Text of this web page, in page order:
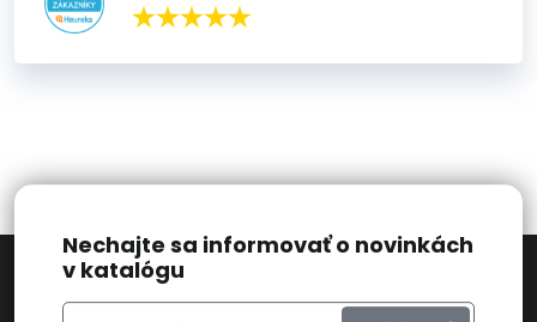
Nechajte sa informovať o novinkách
v katalógu